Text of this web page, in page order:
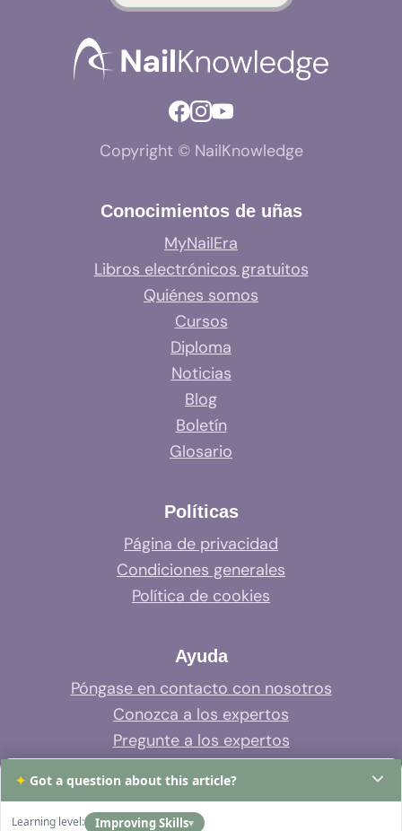
Copyright © NailKnowledge
Conocimientos de uñas
MyNailEra
Libros electrónicos gratuitos
Quiénes somos
Cursos
Diploma
Noticias
Blog
Boletín
Glosario
Políticas
Página de privacidad
Condiciones generales
Política de cookies
Ayuda
Póngase en contacto con nosotros
Conozca a los expertos
Pregunte a los expertos
Soporte del sistema
Preguntas frecuentes
✦ Got a question about this article?
Learning level: Improving Skills▾